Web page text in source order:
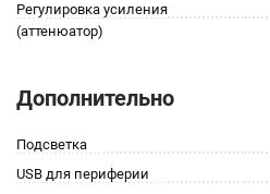
Регулировка усиления
(аттенюатор)
Дополнительно
Подсветка
USB для периферии